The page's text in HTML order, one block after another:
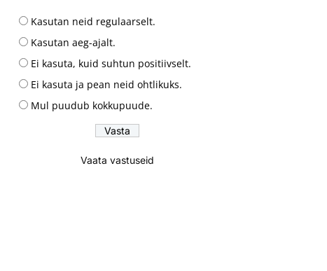
Kasutan neid regulaarselt.
Kasutan aeg-ajalt.
Ei kasuta, kuid suhtun positiivselt.
Ei kasuta ja pean neid ohtlikuks.
Mul puudub kokkupuude.
Vaata vastuseid